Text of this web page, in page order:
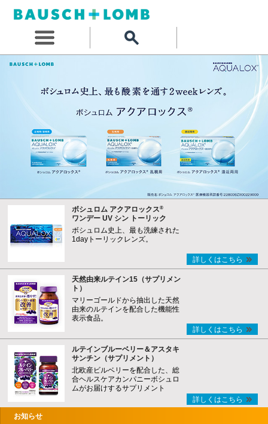
ボシュロム アクアロックス®
ワンデー UV シン トーリック
ボシュロム史上、最も洗練された
1dayトーリックレンズ。
詳しくはこちら
天然由来ルテイン15（サプリメン
ト）
マリーゴールドから抽出した天然
由来のルテインを配合した機能性
表示食品。
詳しくはこちら
ルテインブルーベリー＆アスタキ
サンチン（サプリメント）
北欧産ビルベリーを配合した、総
合ヘルスケアカンパニーボシュロ
ムがお届けするサプリメント
詳しくはこちら
お知らせ